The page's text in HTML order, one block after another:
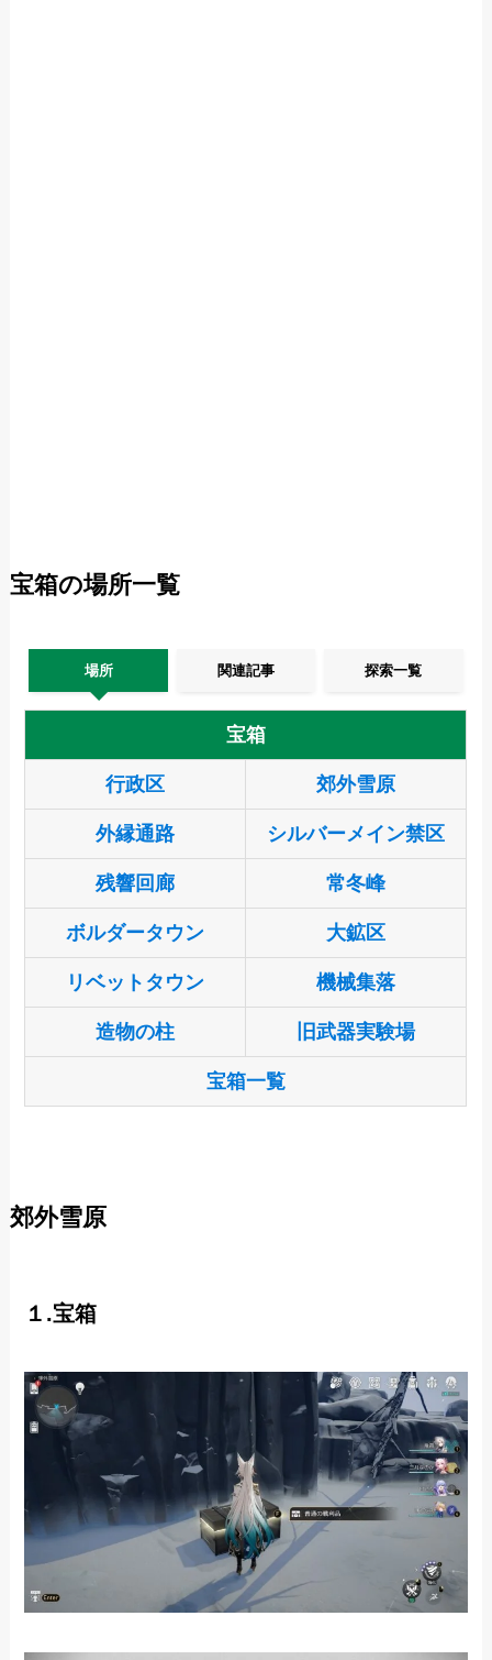
宝箱の場所一覧
場所 関連記事 探索一覧
宝箱
行政区 郊外雪原
外縁通路 シルバーメイン禁区
残響回廊 常冬峰
ボルダータウン 大鉱区
リベットタウン 機械集落
造物の柱 旧武器実験場
宝箱一覧
郊外雪原
１.宝箱